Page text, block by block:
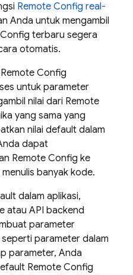
Remote Config real-
Anda untuk mengambil
terbaru segera
otomatis.
Remote Config
untuk parameter
nilai dari Remote
yang sama yang
nilai default dalam
dapat
Remote Config ke
banyak kode.
dalam aplikasi,
atau API backend
parameter
parameter dalam
parameter, Anda
Remote Config